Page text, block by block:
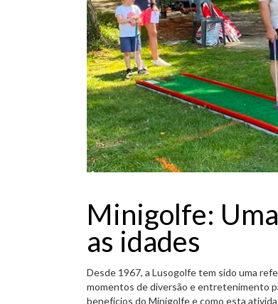
Minigolfe:
as idades
Desde 1967, a Lusogolfe tem sido uma
momentos de diversão e entretenimento
benefícios do Minigolfe e como esta